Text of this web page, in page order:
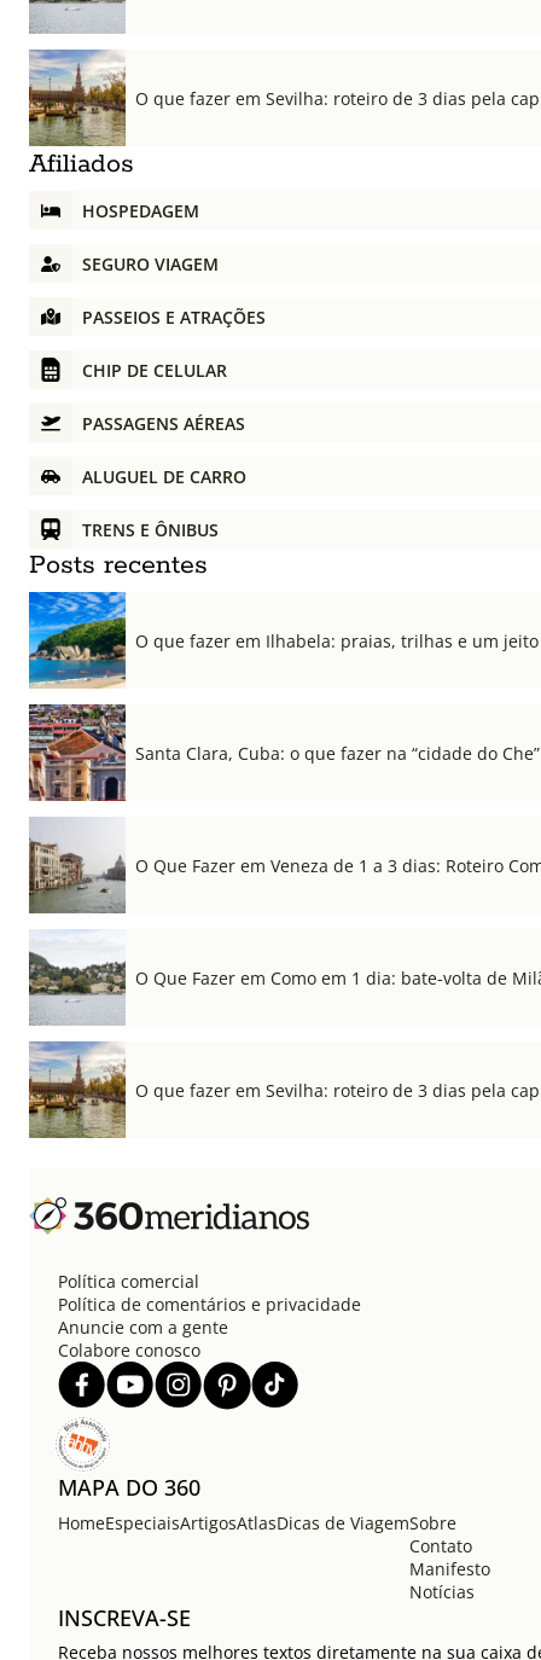
O que fazer em Sevilha: roteiro de 3 dias pela
Afiliados
HOSPEDAGEM
SEGURO VIAGEM
PASSEIOS E ATRAÇÕES
CHIP DE CELULAR
PASSAGENS AÉREAS
ALUGUEL DE CARRO
TRENS E ÔNIBUS
Posts recentes
O que fazer em Ilhabela: praias, trilhas e um
Santa Clara, Cuba: o que fazer na “cidade do Che”
O Que Fazer em Veneza de 1 a 3 dias: Roteiro
O Que Fazer em Como em 1 dia: bate-volta de
O que fazer em Sevilha: roteiro de 3 dias pela
Política comercial
Política de comentários e privacidade
Anuncie com a gente
Colabore conosco
MAPA DO 360
HomeEspeciaisArtigosAtlasDicas de ViagemSobre
Contato
Manifesto
Notícias
INSCREVA-SE
Receba nossos melhores textos diretamente na sua caixa